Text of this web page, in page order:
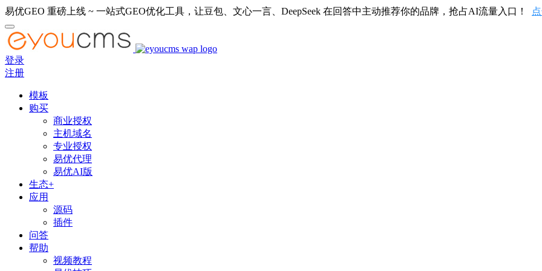
易优GEO 重磅上线 ~ 一站式GEO优化工具，让豆包、文心一言、DeepSeek 在回答中主动推荐你的品牌，抢占AI流量入口！
登录
注册
模板
购买
商业授权
主机域名
专业授权
易优代理
易优AI版
生态+
应用
源码
插件
问答
帮助
视频教程